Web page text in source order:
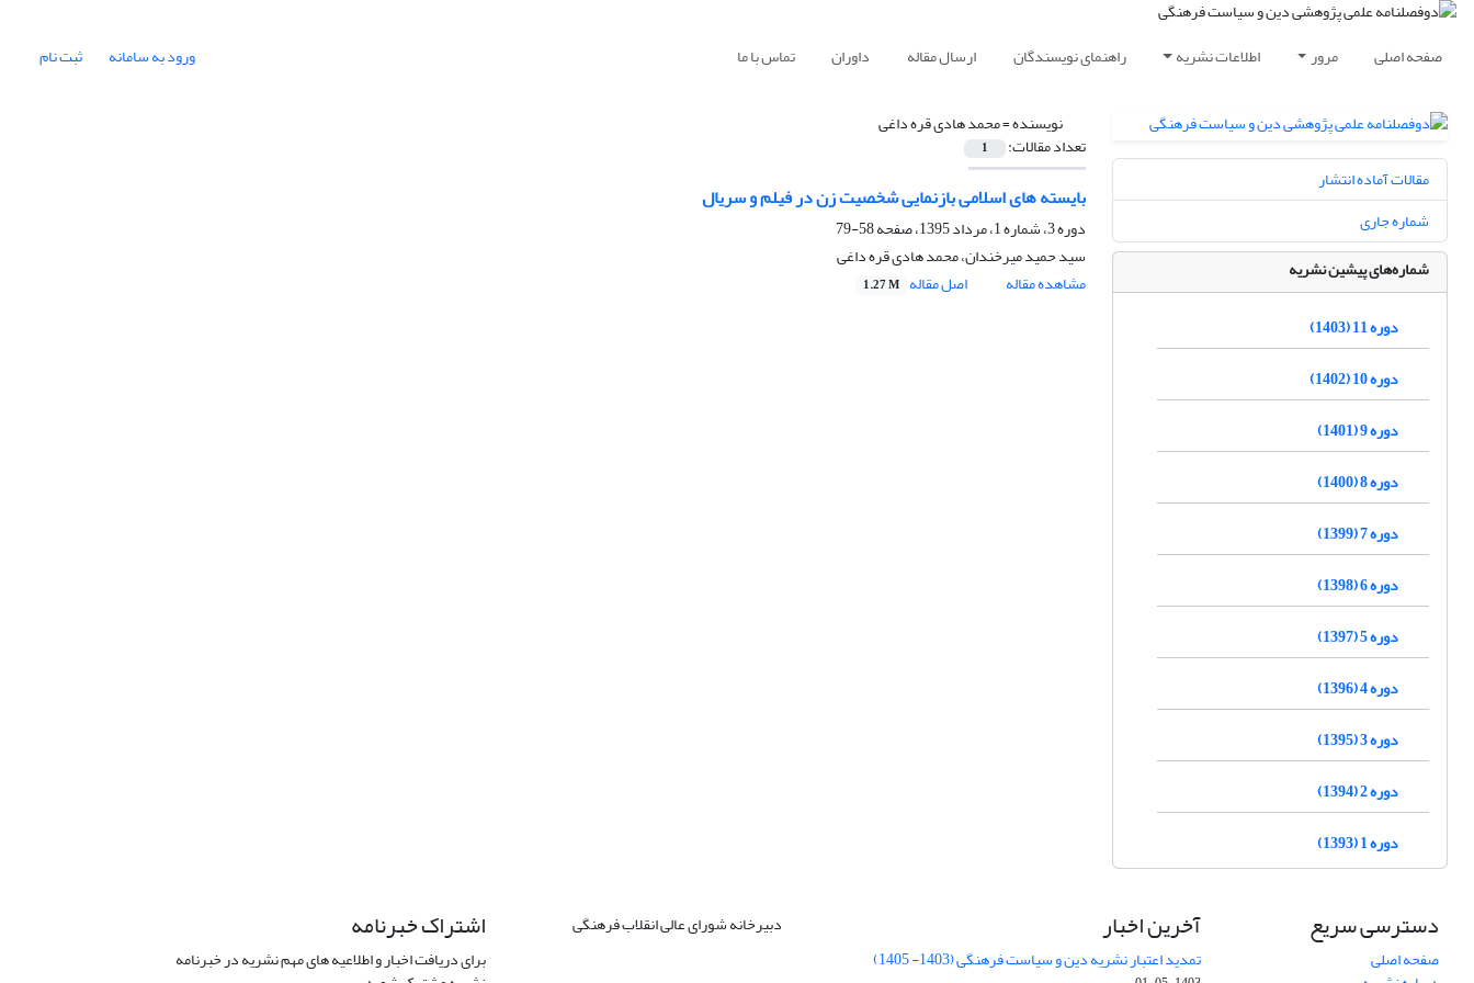
صفحه اصلی مرور اطلاعات نشریه راهنمای نویسندگان ارسال مقاله داوران تماس با ما ورود به سامانه ثبت نام
نویسنده =محمد هادی قره داغی
تعداد مقالات: 1
بایسته های اسلامی بازنمایی شخصیت زن در فیلم و سریال
دوره 3، شماره 1، مرداد 1395، صفحه
58-79
سید حمید میرخندان، محمد هادی قره داغی
مشاهده مقاله
اصل مقاله 1.27 M
مقالات آماده انتشار
شماره جاری
شماره‌های پیشین نشریه
دوره 11 (1403)
دوره 10 (1402)
دوره 9 (1401)
دوره 8 (1400)
دوره 7 (1399)
دوره 6 (1398)
دوره 5 (1397)
دوره 4 (1396)
دوره 3 (1395)
دوره 2 (1394)
دوره 1 (1393)
دسترسی سریع
صفحه اصلی
آخرین اخبار
تمدید اعتبار نشریه دین و سیاست فرهنگی (1403- 1405)
دبیرخانه شورای عالی انقلاب فرهنگی اشتراک خبرنامه
برای دریافت اخبار و اطلاعیه های مهم نشریه در خبرنامه